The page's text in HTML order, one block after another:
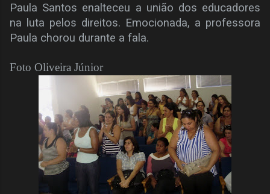
Paula Santos enalteceu a união dos educadores
na luta pelos direitos. Emocionada, a professora
Paula chorou durante a fala.
Foto Oliveira Júnior